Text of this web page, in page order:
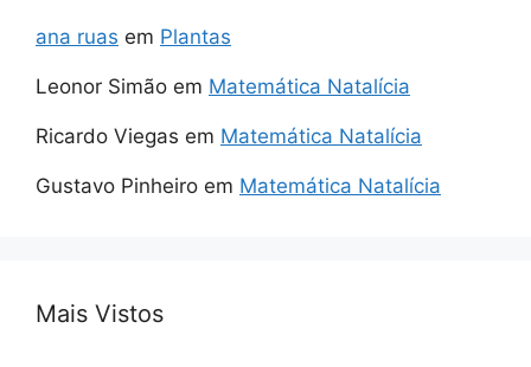
ana ruas em Plantas
Leonor Simão em Matemática Natalícia
Ricardo Viegas em Matemática Natalícia
Gustavo Pinheiro em Matemática Natalícia
Mais Vistos